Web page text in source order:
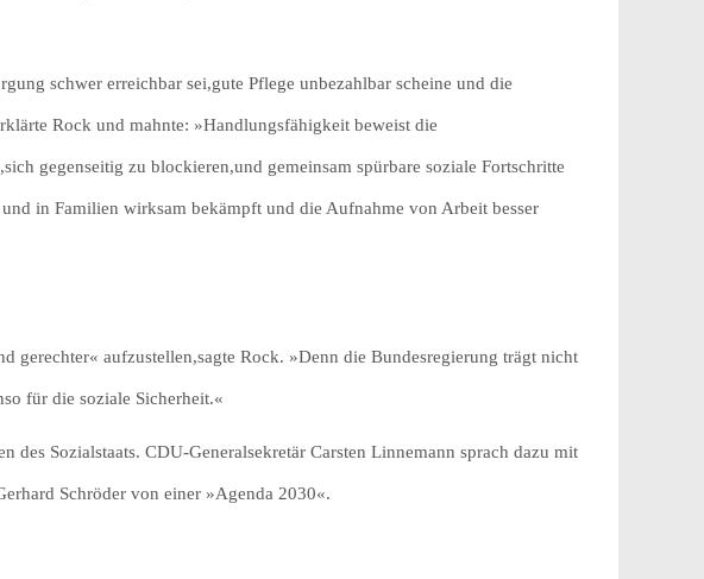
schwer erreichbar sei,gute Pflege unbezahlbar scheine und die
Rock und mahnte: »Handlungsfähigkeit beweist die
gegenseitig zu blockieren,und gemeinsam spürbare soziale Fortschritte
in Familien wirksam bekämpft und die Aufnahme von Arbeit besser
gerechter« aufzustellen,sagte Rock. »Denn die Bundesregierung trägt nicht
für die soziale Sicherheit.«
des Sozialstaats. CDU-Generalsekretär Carsten Linnemann sprach dazu mit
Schröder von einer »Agenda 2030«.